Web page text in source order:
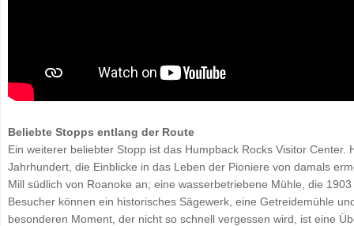
Beliebte Stopps entlang der Route
Ein weiterer beliebter Stopp ist das Humpback Rocks Visitor
Jahrhundert, die Einblicke in das Leben der Pioniere von damals
Mill südlich von Roanoke an; eine wasserbetriebene Mühle, die
Besucher können ein historisches Sägewerk, eine Getreidemühle
besonderen Moment, der nicht so schnell vergessen wird, ist eine